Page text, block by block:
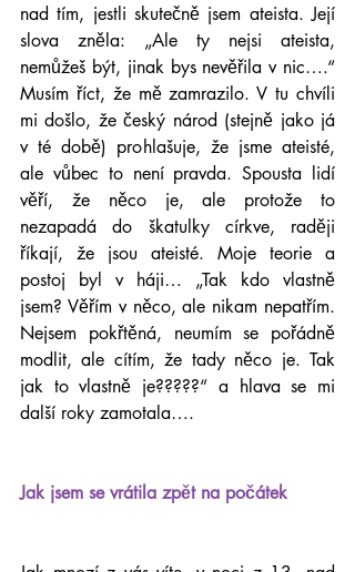
nad tím, jestli skutečně jsem ateista. Její
slova zněla: „Ale ty nejsi ateista,
nemůžeš být, jinak bys nevěřila v nic….“
Musím říct, že mě zamrazilo. V tu chvíli
mi došlo, že český národ (stejně jako já
v té době) prohlašuje, že jsme ateisté,
ale vůbec to není pravda. Spousta lidí
věří, že něco je, ale protože to
nezapadá do škatulky církve, raději
říkají, že jsou ateisté. Moje teorie a
postoj byl v háji… „Tak kdo vlastně
jsem? Věřím v něco, ale nikam nepatřím.
Nejsem pokřtěná, neumím se pořádně
modlit, ale cítím, že tady něco je. Tak
jak to vlastně je?????“ a hlava se mi
další roky zamotala….
Jak jsem se vrátila zpět na počátek